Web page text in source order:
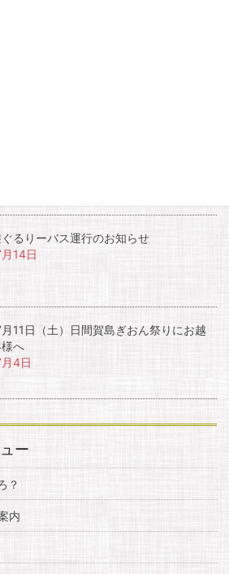
るりーバス運行のお知らせ
14日
11日（土）日間賀島ぎおん祭りにお越
へ
4日
ー
？
内